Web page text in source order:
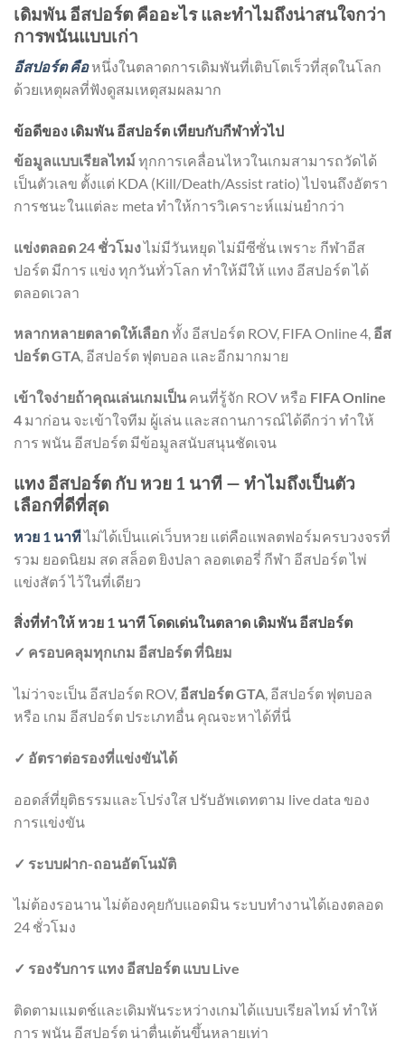
เดิมพัน อีสปอร์ต คืออะไร และทำไมถึงน่าสนใจกว่า
การพนันแบบเก่า
อีสปอร์ต คือหนึ่งในตลาดการเดิมพันที่เติบโตเร็วที่สุดในโลก
ด้วยเหตุผลที่ฟังดูสมเหตุสมผลมาก
ข้อดีของ เดิมพัน อีสปอร์ต เทียบกับกีฬาทั่วไป
ข้อมูลแบบเรียลไทม์ทุกการเคลื่อนไหวในเกมสามารถวัดได้
เป็นตัวเลข ตั้งแต่ KDA (Kill/Death/Assist ratio) ไปจนถึงอัตรา
การชนะในแต่ละ meta ทำให้การวิเคราะห์แม่นยำกว่า
แข่งตลอด 24 ชั่วโมงไม่มีวันหยุด ไม่มีซีซั่น เพราะ กีฬาอีส
ปอร์ต มีการ แข่ง ทุกวันทั่วโลก ทำให้มีให้ แทง อีสปอร์ต ได้
ตลอดเวลา
หลากหลายตลาดให้เลือก ทั้ง อีสปอร์ต ROV, FIFA Online 4, อีส
ปอร์ต GTA, อีสปอร์ต ฟุตบอล และอีกมากมาย
เข้าใจง่ายถ้าคุณเล่นเกมเป็น คนที่รู้จัก ROV หรือ FIFA Online
4 มาก่อน จะเข้าใจทีม ผู้เล่น และสถานการณ์ได้ดีกว่า ทำให้
การ พนัน อีสปอร์ต มีข้อมูลสนับสนุนชัดเจน
แทง อีสปอร์ต กับ หวย 1 นาที — ทำไมถึงเป็นตัว
เลือกที่ดีที่สุด
หวย 1 นาทีไม่ได้เป็นแค่เว็บหวย แต่คือแพลตฟอร์มครบวงจรที่
รวม ยอดนิยม สด สล็อต ยิงปลา ลอตเตอรี่ กีฬา อีสปอร์ต ไพ่
แข่งสัตว์ ไว้ในที่เดียว
สิ่งที่ทำให้ หวย 1 นาที โดดเด่นในตลาด เดิมพัน อีสปอร์ต
✓ ครอบคลุมทุกเกม อีสปอร์ต ที่นิยม
ไม่ว่าจะเป็น อีสปอร์ต ROV, อีสปอร์ต GTA, อีสปอร์ต ฟุตบอล
หรือ เกม อีสปอร์ต ประเภทอื่น คุณจะหาได้ที่นี่
✓ อัตราต่อรองที่แข่งขันได้
ออดส์ที่ยุติธรรมและโปร่งใส ปรับอัพเดทตาม live data ของ
การแข่งขัน
✓ ระบบฝาก-ถอนอัตโนมัติ
ไม่ต้องรอนาน ไม่ต้องคุยกับแอดมิน ระบบทำงานได้เองตลอด
24 ชั่วโมง
✓ รองรับการ แทง อีสปอร์ต แบบ Live
ติดตามแมตช์และเดิมพันระหว่างเกมได้แบบเรียลไทม์ ทำให้
การ พนัน อีสปอร์ต น่าตื่นเต้นขึ้นหลายเท่า